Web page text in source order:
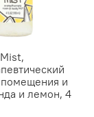
и
и лемон, 4